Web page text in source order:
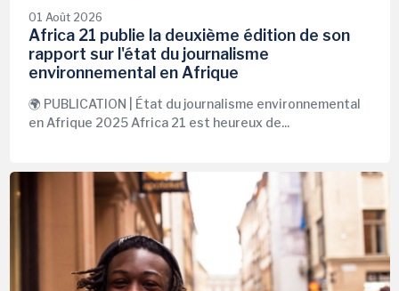
01 Août 2026
Africa 21 publie la deuxième édition de son
rapport sur l'état du journalisme
environnemental en Afrique
🌍 PUBLICATION | État du journalisme environnemental
en Afrique 2025 Africa 21 est heureux de...